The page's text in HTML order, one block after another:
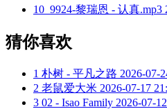
10 9924-黎瑞恩 - 认真.mp3
猜你喜欢
1 朴树 - 平凡之路 2026-07-
2 老鼠爱大米 2026-07-17
3 02 - Isao Family 2026-07-